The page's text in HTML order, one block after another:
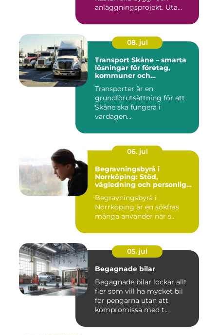
anläggningsprojekt. Uta...
08. jul
Transport Skåne – smarta
lösningar för företag,
kommuner och
Transporter är en
grundförutsättning för att
Skåne ska fungera i
vardagen....
06. jul
Begravningsbyrå i
Norrköping: Stöd,
vägledning och personliga
Begravningsbyrå i
Norrköping är en sökfras
många använder när s...
05. jul
Begagnade bilar
Begagnade bilar lockar allt
fler som vill ha mycket bil
för pengarna utan att
kompromissa med t...